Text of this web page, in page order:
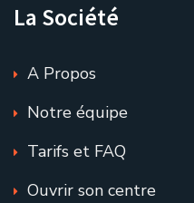
La Société
A Propos
Notre équipe
Tarifs et FAQ
Ouvrir son centre